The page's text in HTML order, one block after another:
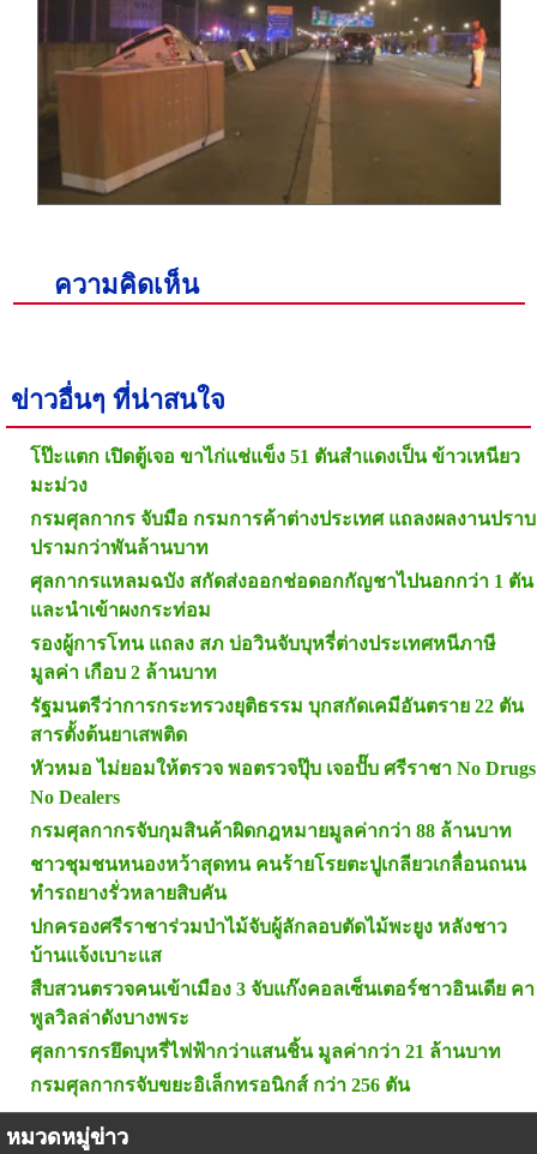
ความคิดเห็น
ข่าวอื่นๆ ที่น่าสนใจ
โป๊ะแตก เปิดตู้เจอ ขาไก่แช่แข็ง 51 ตันสำแดงเป็น ข้าวเหนียว
มะม่วง
กรมศุลกากร จับมือ กรมการค้าต่างประเทศ แถลงผลงานปราบ
ปรามกว่าพันล้านบาท
ศุลกากรแหลมฉบัง สกัดส่งออกช่อดอกกัญชาไปนอกกว่า 1 ตัน
และนำเข้าผงกระท่อม
รองผู้การโทน แถลง สภ บ่อวินจับบุหรี่ต่างประเทศหนีภาษี
มูลค่า เกือบ 2 ล้านบาท
รัฐมนตรีว่าการกระทรวงยุติธรรม บุกสกัดเคมีอันตราย 22 ตัน
สารตั้งต้นยาเสพติด
หัวหมอ ไม่ยอมให้ตรวจ พอตรวจปุ๊บ เจอปั๊บ ศรีราชา No Drugs
No Dealers
กรมศุลกากรจับกุมสินค้าผิดกฎหมายมูลค่ากว่า 88 ล้านบาท
ชาวชุมชนหนองหว้าสุดทน คนร้ายโรยตะปูเกลียวเกลื่อนถนน
ทำรถยางรั่วหลายสิบคัน
ปกครองศรีราชาร่วมป่าไม้จับผู้ลักลอบตัดไม้พะยูง หลังชาว
บ้านแจ้งเบาะแส
สืบสวนตรวจคนเข้าเมือง 3 จับแก๊งคอลเซ็นเตอร์ชาวอินเดีย คา
พูลวิลล่าดังบางพระ
ศุลการกรยึดบุหรี่ไฟฟ้ากว่าแสนชิ้น มูลค่ากว่า 21 ล้านบาท
กรมศุลกากรจับขยะอิเล็กทรอนิกส์ กว่า 256 ตัน
หมวดหมู่ข่าว